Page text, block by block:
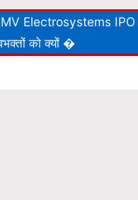
MV Electrosystems IPO
को क्यों �